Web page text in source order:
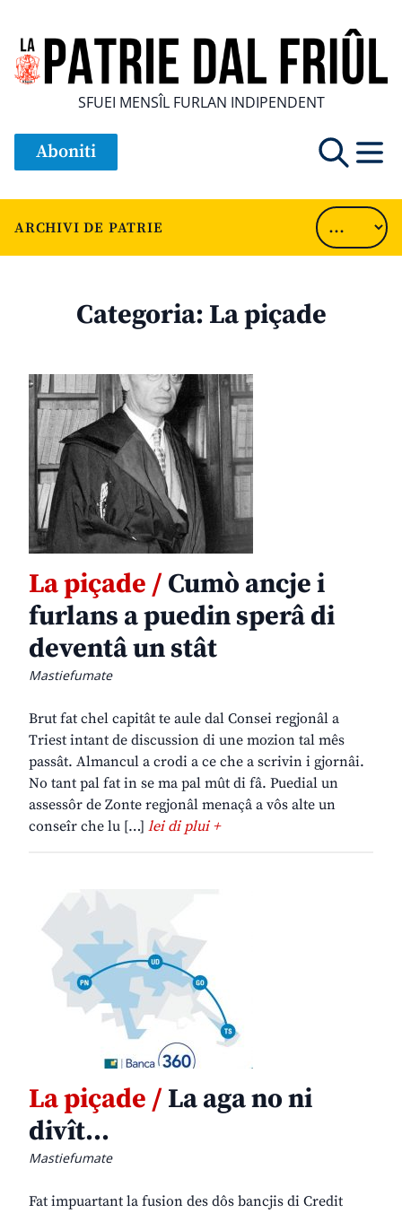
SFUEI MENSÎL FURLAN INDIPENDENT
Aboniti
ARCHIVI DE PATRIE
Categoria: La piçade
La piçade /Cumò ancje i
furlans a puedin sperâ di
deventâ un stât
Mastiefumate
Brut fat chel capitât te aule dal Consei regjonâl a
Triest intant de discussion di une mozion tal mês
passât. Almancul a crodi a ce che a scrivin i gjornâi.
No tant pal fat in se ma pal mût di fâ. Puedial un
assessôr de Zonte regjonâl menaçâ a vôs alte un
conseîr che lu […] lei di plui +
La piçade /La aga no ni
divît…
Mastiefumate
Fat impuartant la fusion des dôs bancjis di Credit